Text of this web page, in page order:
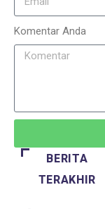
Komentar Anda
BERITA
TERAKHIR